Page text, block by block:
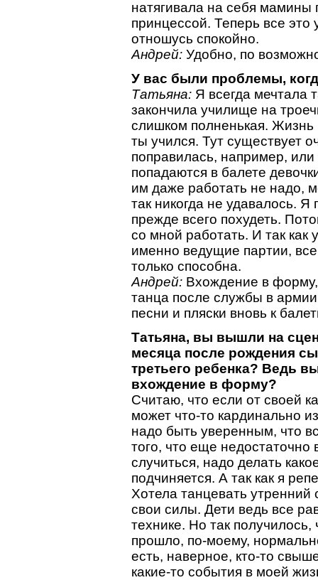
натягивала на себя мамины
принцессой. Теперь все это
отношусь спокойно.
Андрей: Удобно, по
У вас были проблемы,
Татьяна: Я всегда мечтала
закончила училище на
слишком полненькая. Жизнь
ты учился. Тут существует
поправилась, например,
попадаются в балете
им даже работать не надо,
так никогда не удавалось.
прежде всего похудеть.
со мной работать. И так как
именно ведущие партии,
только способна.
Андрей: Вхождение в форму,
танца после службы в
песни и пляски вновь к
Татьяна, вы вышли на
месяца после рождения
третьего ребенка? Ведь
вхождение в форму?
Считаю, что если от своей
может что-то кардинально
надо быть уверенным, что
того, что еще
случиться, надо делать
подчиняется. А так как я
Хотела танцевать утренний
свои силы. Дети ведь все
технике. Но так
прошло, по-моему,
есть, наверное, кто-то
какие-то события в моей